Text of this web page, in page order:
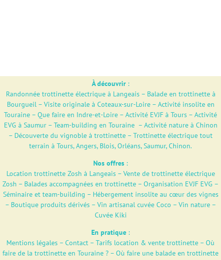
À découvrir :
Randonnée trottinette électrique à Langeais– Balade en trottinette à
Bourgueil– Visite originale à Coteaux-sur-Loire– Activité insolite en
Touraine – Que faire en Indre-et-Loire – Activité EVJF à Tours – Activité
EVG à Saumur– Team-building en Touraine– Activité nature à Chinon
– Découverte du vignoble à trottinette – Trottinette électrique tout
terrain à Tours, Angers, Blois, Orléans, Saumur, Chinon.
Nos offres :
Location trottinette Zosh à Langeais– Vente de trottinette électrique
Zosh – Balades accompagnées en trottinette – Organisation EVJF EVG –
Séminaire et team-building – Hébergement insolite au cœur des vignes
– Boutique produits dérivés – Vin artisanal cuvée Coco – Vin nature –
Cuvée Kiki
En pratique :
Mentions légales – Contact – Tarifs location & vente trottinette – Où
faire de la trottinette en Touraine ? – Où faire une balade en trottinette